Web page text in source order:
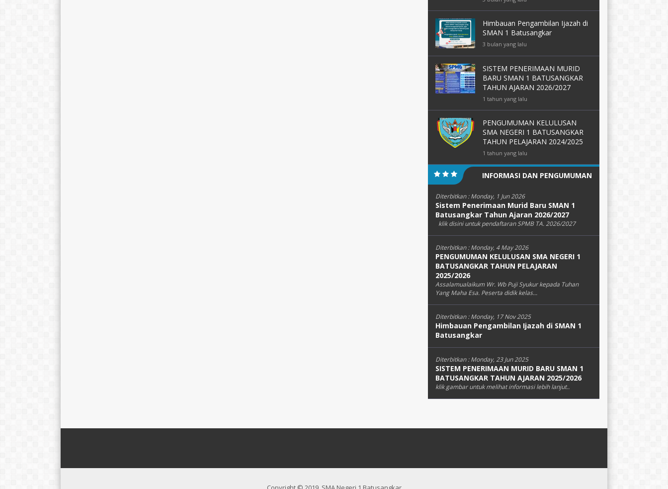
Himbauan Pengambilan Ijazah di
SMAN 1 Batusangkar
3 bulan yang lalu
SISTEM PENERIMAAN MURID
BARU SMAN 1 BATUSANGKAR
TAHUN AJARAN 2026/2027
1 tahun yang lalu
PENGUMUMAN KELULUSAN
SMA NEGERI 1 BATUSANGKAR
TAHUN PELAJARAN 2024/2025
1 tahun yang lalu
INFORMASI DAN PENGUMUMAN
Diterbitkan :Monday, 1 Jun 2026
Sistem Penerimaan Murid Baru SMAN 1
Batusangkar Tahun Ajaran 2026/2027
klik disini untuk pendaftaran SPMB TA. 2026/2027
Diterbitkan :Monday, 4 May 2026
PENGUMUMAN KELULUSAN SMA NEGERI 1
BATUSANGKAR TAHUN PELAJARAN
2025/2026
Assalamualaikum Wr. Wb Puji Syukur kepada Tuhan
Yang Maha Esa. Peserta didik kelas...
Diterbitkan :Monday, 17 Nov 2025
Himbauan Pengambilan Ijazah di SMAN 1
Batusangkar
Diterbitkan :Monday, 23 Jun 2025
SISTEM PENERIMAAN MURID BARU SMAN 1
BATUSANGKAR TAHUN AJARAN 2025/2026
klik gambar untuk melihat informasi lebih lanjut..